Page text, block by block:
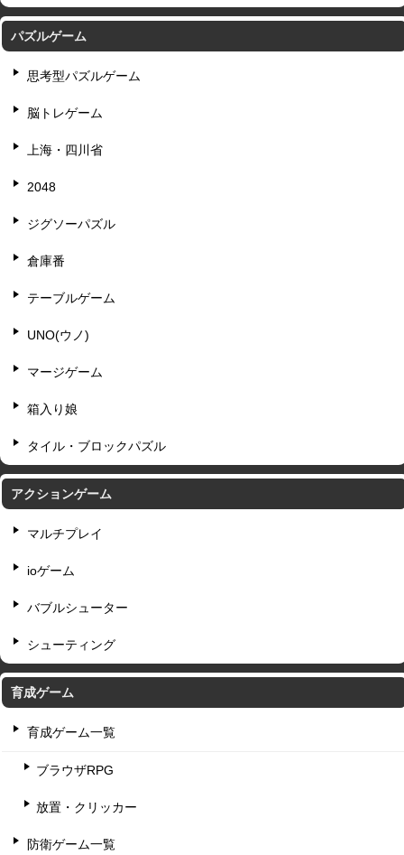
パズルゲーム
思考型パズルゲーム
脳トレゲーム
上海・四川省
2048
ジグソーパズル
倉庫番
テーブルゲーム
UNO(ウノ)
マージゲーム
箱入り娘
タイル・ブロックパズル
アクションゲーム
マルチプレイ
ioゲーム
バブルシューター
シューティング
育成ゲーム
育成ゲーム一覧
ブラウザRPG
放置・クリッカー
防衛ゲーム一覧